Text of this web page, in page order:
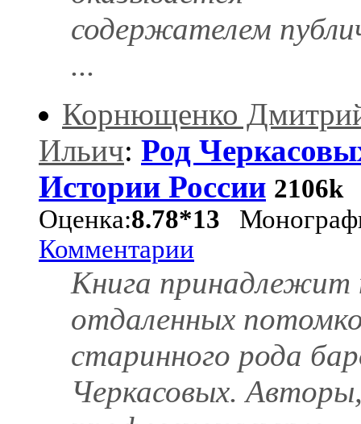
содержателем
...
Корнющенко
Ильич: Род
Истории России 2106k
Оценка:8.78*13
Комментарии
Книга принадлежит
отдаленных
старинного рода
Черкасовых.